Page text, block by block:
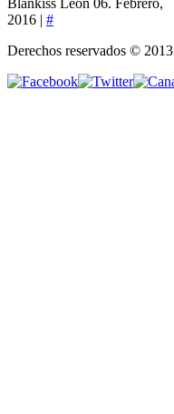
2016 | #
Derechos reservados © 2013